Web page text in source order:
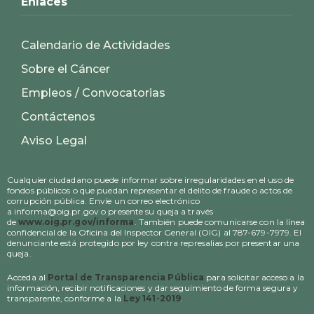
Calendario de Actividades
Sobre el Cáncer
Empleos / Convocatorias
Contáctenos
Aviso Legal
Cualquier ciudadano puede informar sobre irregularidades en el uso de
fondos públicos o que puedan representar el delito de fraude o actos de
corrupción pública. Envíe un correo electrónico
a informa@oig.pr.gov o presente su queja a través
dewww.oig.pr.gov/informa. También puede comunicarse con la línea
confidencial de la Oficina del Inspector General (OIG) al 787-679-7979. El
denunciante está protegido por ley contra represalias por presentar una
queja.
Acceda al Portal de Transparencia Pública para solicitar acceso a la
información, recibir notificaciones y dar seguimiento de forma segura y
transparente, conforme a la Ley 141-2019.